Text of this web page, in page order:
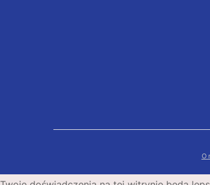
O